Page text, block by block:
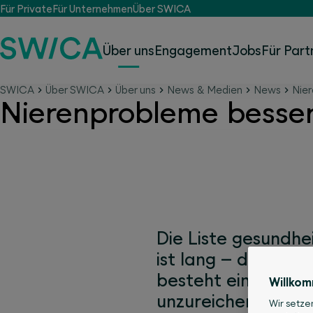
Für PrivateFür UnternehmenÜber SWICA
Über unsEngagementJobsFür
SWICA Über SWICA Über uns News & Medien News
Nierenprobleme
Die Liste
ist lang – die
besteht eine
unzureichendWir